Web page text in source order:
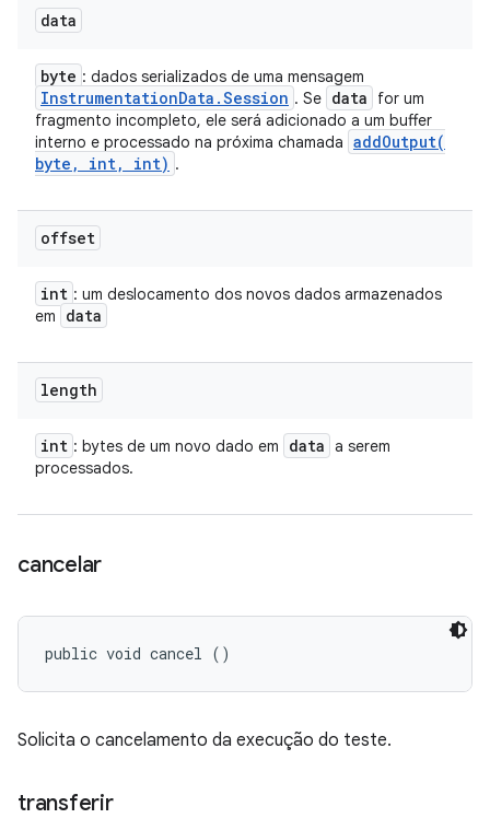
data
byte : dados serializados de uma mensagem
InstrumentationData .Session . Se data
for um
fragmento incompleto, ele será adicionado a um buffer
interno e processado na próxima chamada addOutput(
byte , int, int) .
offset
int : um deslocamento dos novos dados armazenados
em
data
length
int : bytes de um novo dado em data a serem
processados.
cancelar
public void cancel ()
Solicita o cancelamento da execução do teste.
transferir